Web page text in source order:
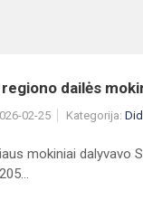
dailės
02-25 Kategorija:
mokiniai dalyvavo